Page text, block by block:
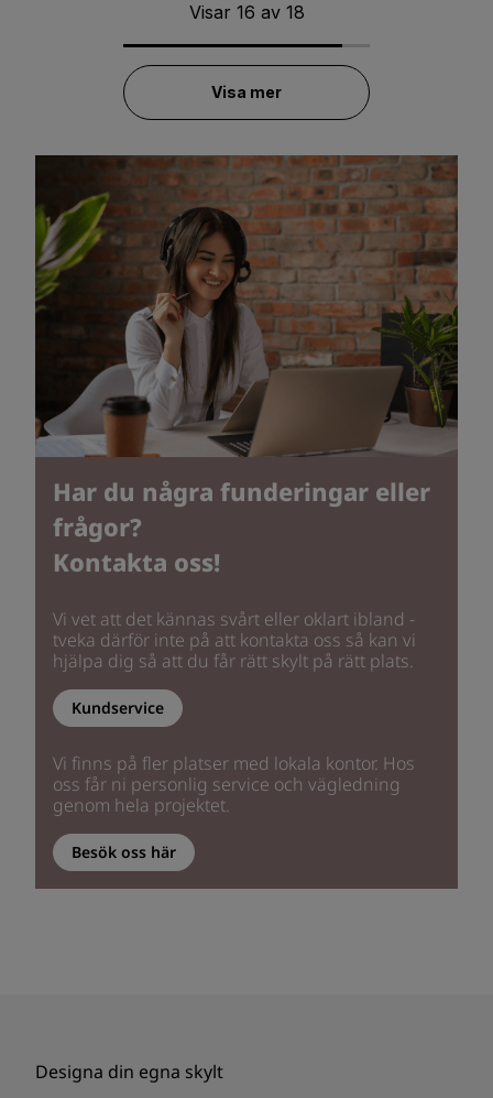
Visar 16 av 18
Visa mer
Har du några funderingar eller
frågor?
Kontakta oss!
Vi vet att det kännas svårt eller oklart ibland -
tveka därför inte på att kontakta oss så kan vi
hjälpa dig så att du får rätt skylt på rätt plats.
Kundservice
Vi finns på fler platser med lokala kontor. Hos
oss får ni personlig service och vägledning
genom hela projektet.
Besök oss här
Designa din egna skylt